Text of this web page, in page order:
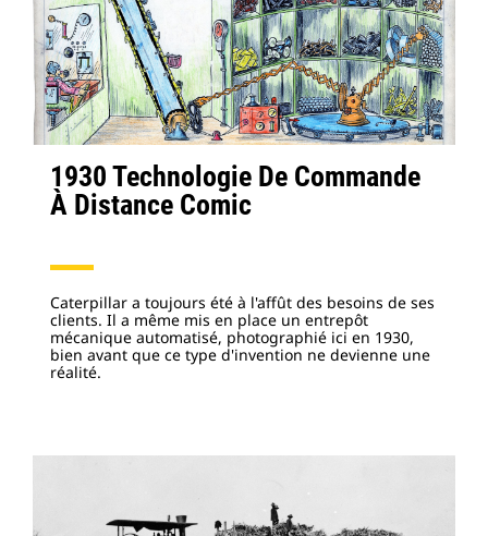
1930 Technologie De Commande
À Distance Comic
Caterpillar a toujours été à l'affût des besoins de ses
clients. Il a même mis en place un entrepôt
mécanique automatisé, photographié ici en 1930,
bien avant que ce type d'invention ne devienne une
réalité.